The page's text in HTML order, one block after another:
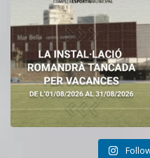
tancat durant el...
11